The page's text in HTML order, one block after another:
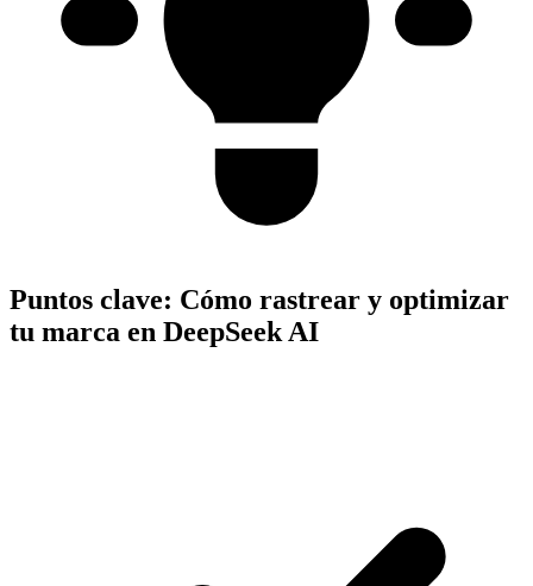
Puntos clave: Cómo rastrear y optimizar
tu marca en DeepSeek AI